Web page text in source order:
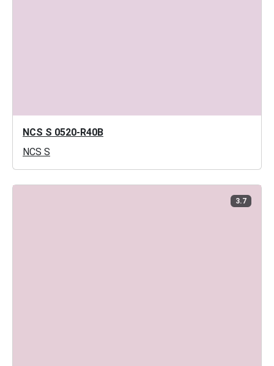
NCS S 0520-R40B
NCS S
3.7